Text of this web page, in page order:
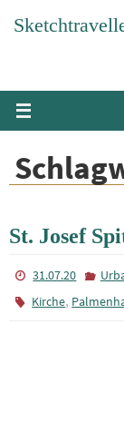
Inhalt
St. Josef
31.07.20
Kirche,